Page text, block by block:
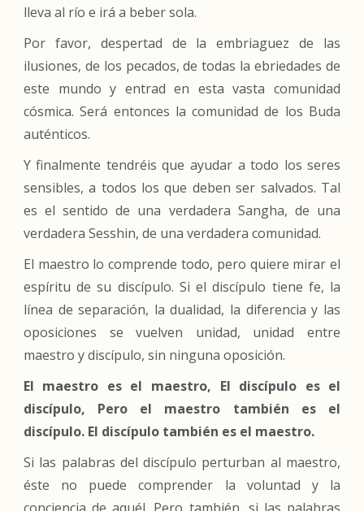
lleva al río e irá a beber sola.
Por favor, despertad de la embriaguez de las
ilusiones, de los pecados, de todas la ebriedades de
este mundo y entrad en esta vasta comunidad
cósmica. Será entonces la comunidad de los Buda
auténticos.
Y finalmente tendréis que ayudar a todo los seres
sensibles, a todos los que deben ser salvados. Tal
es el sentido de una verdadera Sangha, de una
verdadera Sesshin, de una verdadera comunidad.
El maestro lo comprende todo, pero quiere mirar el
espíritu de su discípulo. Si el discípulo tiene fe, la
línea de separación, la dualidad, la diferencia y las
oposiciones se vuelven unidad, unidad entre
maestro y discípulo, sin ninguna oposición.
El maestro es el maestro, El discípulo es el
discípulo, Pero el maestro también es el
discípulo. El discípulo también es el maestro.
Si las palabras del discípulo perturban al maestro,
éste no puede comprender la voluntad y la